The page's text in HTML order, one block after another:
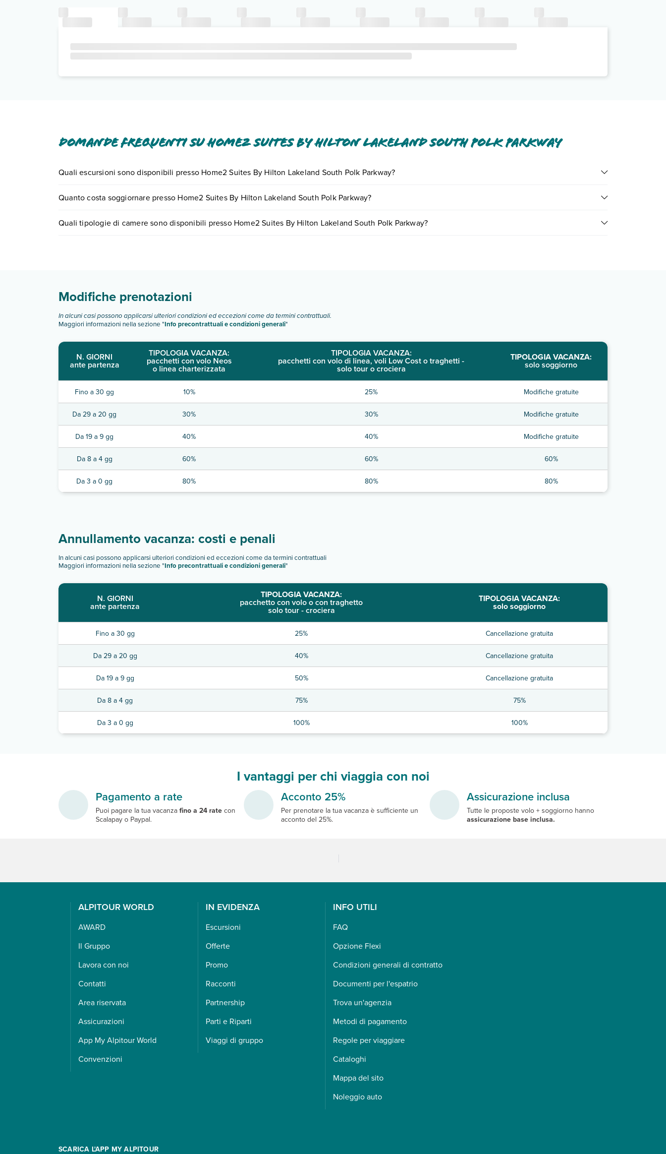
Domande frequenti su Home2 Suites By Hilton Lakeland South Polk Parkway
Quali escursioni sono disponibili presso Home2 Suites By Hilton Lakeland South Polk Parkway?
call center chiamando il numero 0721.17231 oprenotando un appuntamento.
Quanto costa soggiornare presso Home2 Suites By Hilton Lakeland South Polk Parkway?
compila il motore di ricerca e scegli quando partire.
Quali tipologie di camere sono disponibili presso Home2 Suites By Hilton Lakeland South Polk Parkway?
Modifiche prenotazioni
In alcuni casi possono applicarsi ulteriori condizioni ed eccezioni come da termini contrattuali.
Maggiori informazioni nella sezione "Info precontrattuali e condizioni generali"
N. GIORNI
ante partenza
TIPOLOGIA VACANZA:
pacchetti con volo Neos
o linea charterizzata
TIPOLOGIA VACANZA:
pacchetti con volo di linea, voli Low Cost o traghetti -
solo tour o crociera
TIPOLOGIA VACANZA:
solo soggiorno
Fino a 30 gg 10% 25% Modifiche gratuite
Da 29 a 20 gg 30% 30% Modifiche gratuite
Da 19 a 9 gg 40% 40% Modifiche gratuite
Da 8 a 4 gg 60% 60% 60%
Da 3 a 0 gg 80% 80% 80%
Annullamento vacanza: costi e penali
In alcuni casi possono applicarsi ulteriori condizioni ed eccezioni come da termini contrattuali
Maggiori informazioni nella sezione "Info precontrattuali e condizioni generali"
N. GIORNI
ante partenza
TIPOLOGIA VACANZA:
pacchetto con volo o con traghetto
solo tour - crociera
TIPOLOGIA VACANZA:
solo soggiorno
Fino a 30 gg 25% Cancellazione gratuita
Da 29 a 20 gg 40% Cancellazione gratuita
Da 19 a 9 gg 50% Cancellazione gratuita
Da 8 a 4 gg 75% 75%
Da 3 a 0 gg 100% 100%
I vantaggi per chi viaggia con noi
Pagamento a rate
Puoi pagare la tua vacanza fino a 24 rate con
Scalapay o Paypal.
Acconto 25%
Per prenotare la tua vacanza è sufficiente un
acconto del 25%.
Assicurazione inclusa
Tutte le proposte volo + soggiorno hanno
assicurazione base inclusa.
ALPITOUR WORLD
AWARD
Il Gruppo
Lavora con noi
Contatti
Area riservata
Assicurazioni
App My Alpitour World
Convenzioni
IN EVIDENZA
Escursioni
Offerte
Promo
Racconti
Partnership
Parti e Riparti
Viaggi di gruppo
INFO UTILI
FAQ
Opzione Flexi
Condizioni generali di contratto
Documenti per l'espatrio
Trova un'agenzia
Metodi di pagamento
Regole per viaggiare
Cataloghi
Mappa del sito
Noleggio auto
SCARICA L'APP MY ALPITOUR